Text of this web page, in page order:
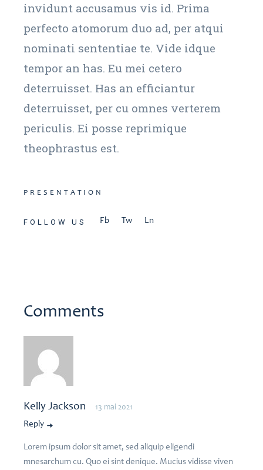
invidunt accusamus vis id. Prima
perfecto atomorum duo ad, per atqui
nominati sententiae te. Vide idque
tempor an has. Eu mei cetero
deterruisset. Has an efficiantur
deterruisset, per cu omnes verterem
periculis. Ei posse reprimique
theophrastus est.
PRESENTATION
FOLLOW US Fb Tw Ln
Comments
Kelly Jackson 13 mai 2021
Reply
Lorem ipsum dolor sit amet, sed aliquip eligendi
mnesarchum cu. Quo ei sint denique. Mucius vidisse viven